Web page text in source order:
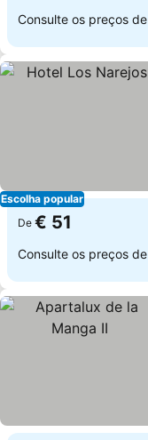
Consulte os preços de
Escolha popular
De € 51
Consulte os preços de